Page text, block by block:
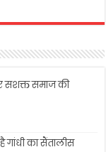
सशक्त समाज की
गांधी का सैंतालीस